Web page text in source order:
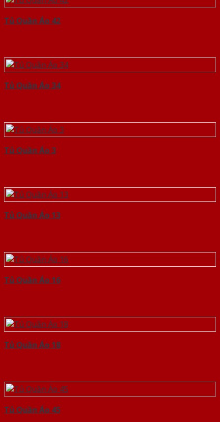
Tủ Quần Áo 42
Tủ Quần Áo 34
Tủ Quần Áo 3
Tủ Quần Áo 13
Tủ Quần Áo 16
Tủ Quần Áo 18
Tủ Quần Áo 45